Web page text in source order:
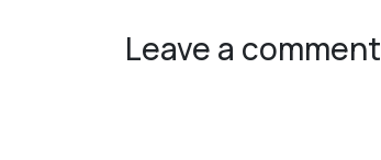
Leave a comment